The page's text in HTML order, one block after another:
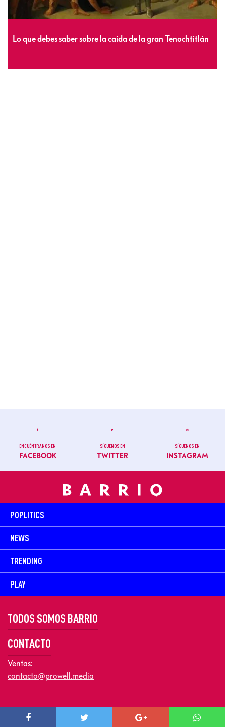
Lo que debes saber sobre la caída de la gran Tenochtitlán
ENCUÉNTRANOS EN
FACEBOOK
SÍGUENOS EN
TWITTER
SÍGUENOS EN
INSTAGRAM
POPLITICS
NEWS
TRENDING
PLAY
TODOS SOMOS BARRIO
CONTACTO
Ventas:
contacto@prowell.media
Copyright © 2026 Prowel Media. Todos los derechos reservados – Aviso de Privacidad